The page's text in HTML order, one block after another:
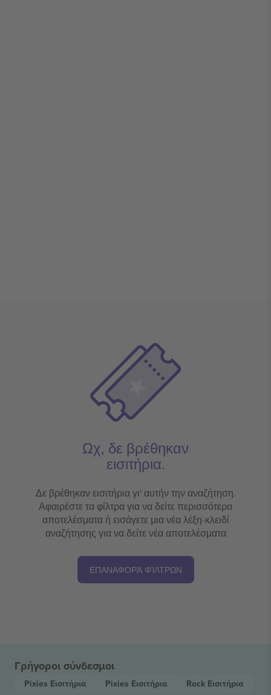
Ωχ, δε βρέθηκαν
εισιτήρια.
Δε βρέθηκαν εισιτήρια γι' αυτήν την αναζήτηση.
Αφαιρέστε τα φίλτρα για να δείτε περισσότερα
αποτελέσματα ή εισάγετε μια νέα λέξη-κλειδί
αναζήτησης για να δείτε νέα αποτελέσματα
ΕΠΑΝΑΦΟΡΆ ΦΊΛΤΡΩΝ
Γρήγοροι σύνδεσμοι
Pixies Εισιτήρια Pixies Εισιτήρια Rock Εισιτήρια